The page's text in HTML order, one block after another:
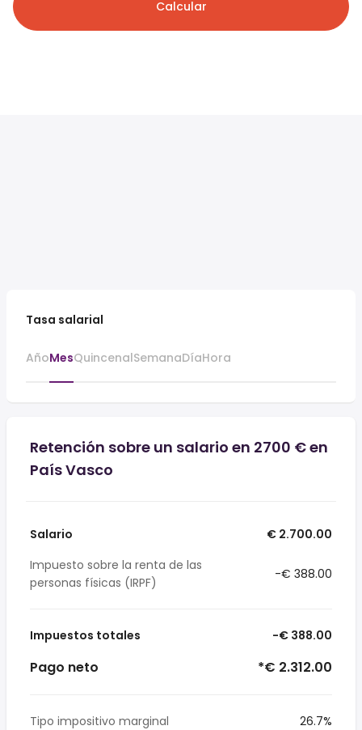
Calcular
Tasa salarial
AñoMesQuincenalSemanaDíaHora
Retención sobre un salario en 2700 € en
País Vasco
Salario
€ 2.700.00
Impuesto sobre la renta de las
personas físicas (IRPF)
-€ 388.00
Impuestos totales -€ 388.00
Pago neto *€ 2.312.00
Tipo impositivo marginal
26.7%